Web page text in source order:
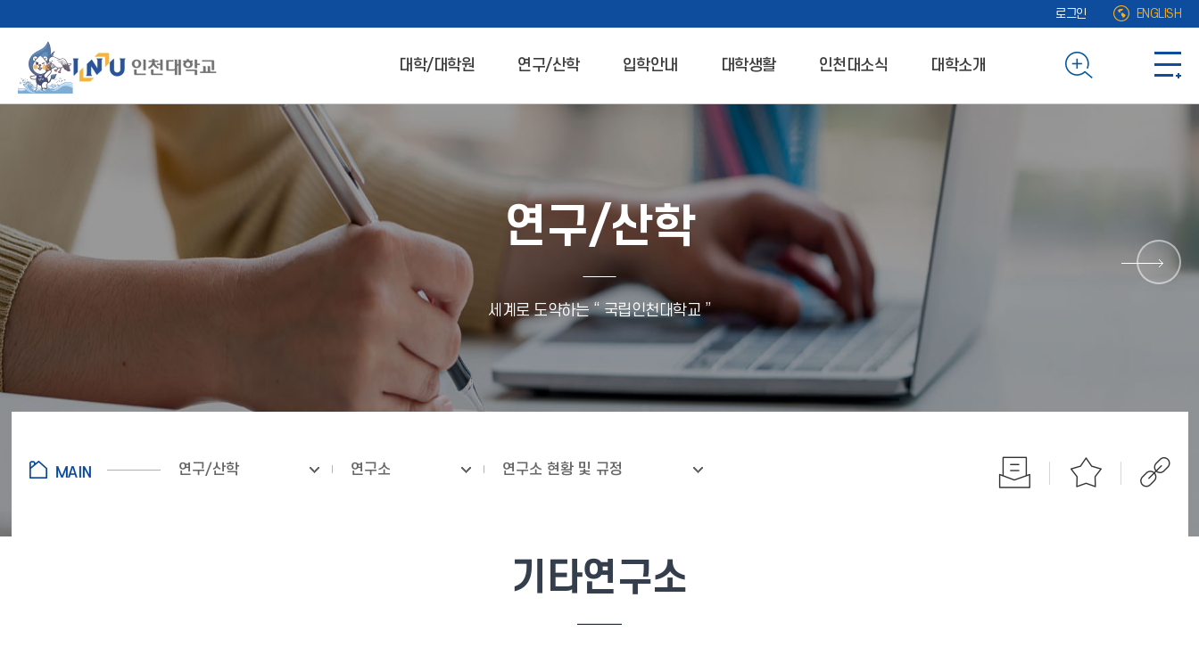
로그인 ENGLISH
대학/대학원 연구/산학 입학안내 대학생활 인천대소식 대학소개
연구/산학
세계로 도약하는 “ 국립인천대학교 ”
연구/산학 연구소 연구소 현황 및 규정
기타연구소